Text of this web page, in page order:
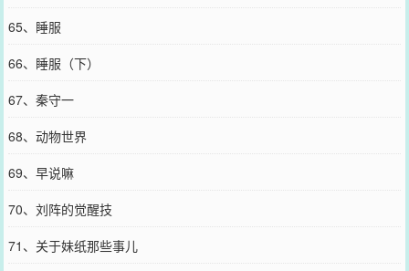
65、睡服
66、睡服（下）
67、秦守一
68、动物世界
69、早说嘛
70、刘阵的觉醒技
71、关于妹纸那些事儿